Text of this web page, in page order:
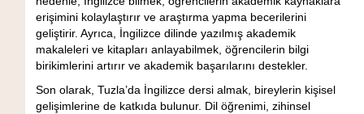
erişimini kolaylaştırır ve araştırma yapma becerilerini
geliştirir. Ayrıca, İngilizce dilinde yazılmış akademik
makaleleri ve kitapları anlayabilmek, öğrencilerin bilgi
birikimlerini artırır ve akademik başarılarını destekler.
Son olarak, Tuzla’da İngilizce dersi almak, bireylerin kişisel
gelişimlerine de katkıda bulunur. Dil öğrenimi, zihinsel